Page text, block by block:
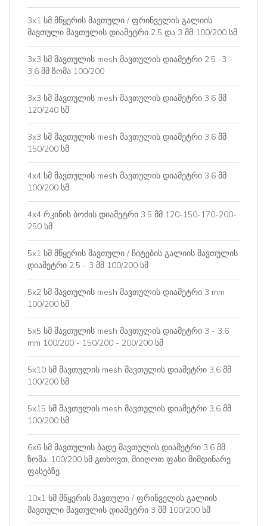
3x1 სმ მწყერის მავთული / ფრინველის გალიის
მავთული მავთულის დიამეტრი 2.5 და 3 მმ 100/200 სმ
3x3 სმ მავთულის mesh მავთულის დიამეტრი 2.5 -3 -
3.6 მმ ზომა 100/200
3x3 სმ მავთულის mesh მავთულის დიამეტრი 3,6 მმ
120/240 სმ
3x3 სმ მავთულის mesh მავთულის დიამეტრი 3,6 მმ
150/200 სმ
4x4 სმ მავთულის mesh მავთულის დიამეტრი 3,6 მმ
100/200 სმ
4x4 რკინის ბოძის დიამეტრი 3.5 მმ 120-150-170-200-
250 სმ
5x1 სმ მწყერის მავთული / ჩიტების გალიის მავთულის
დიამეტრი 2.5 - 3 მმ 100/200 სმ
5x2 სმ მავთულის mesh მავთულის დიამეტრი 3 mm
100/200 სმ
5x5 სმ მავთულის mesh მავთულის დიამეტრი 3 - 3.6
mm 100/200 - 150/200 - 200/200 სმ
5x10 სმ მავთულის mesh მავთულის დიამეტრი 3,6 მმ
100/200 სმ
5x15 სმ მავთულის mesh მავთულის დიამეტრი 3,6 მმ
100/200 სმ
6x6 სმ მავთულის ბადე მავთულის დიამეტრი 3.6 მმ
ზომა: 100/200 სმ გთხოვთ, მიიღოთ ფასი მიმდინარე
ფასებზე.
10x1 სმ მწყერის მავთული / ფრინველის გალიის
მავთული მავთულის დიამეტრი 3 მმ 100/200 სმ